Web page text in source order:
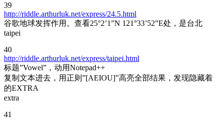
39
http://riddle.arthurluk.net/express/24.5.html
谷歌地球发挥作用。查看25°2’1”N 121°33’52”E处，是台北
taipei
40
http://riddle.arthurluk.net/express/taipei.html
标题”Vowel”，动用Notepad++
复制文本进去，用正则”[AEIOU]”高亮全部结果，发现隐藏着
的EXTRA
extra
41